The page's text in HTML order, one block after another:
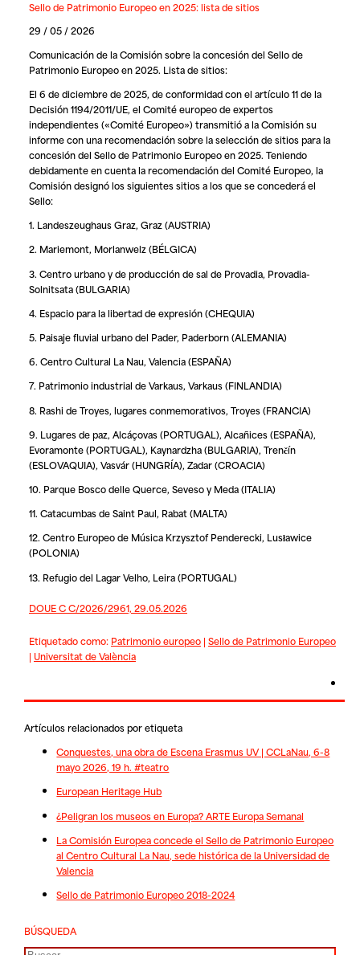
Sello de Patrimonio Europeo en 2025: lista de sitios
29 / 05 / 2026
Comunicación de la Comisión sobre la concesión del Sello de
Patrimonio Europeo en 2025. Lista de sitios:
El 6 de diciembre de 2025, de conformidad con el artículo 11 de la
Decisión 1194/2011/UE, el Comité europeo de expertos
independientes («Comité Europeo») transmitió a la Comisión su
informe con una recomendación sobre la selección de sitios para la
concesión del Sello de Patrimonio Europeo en 2025. Teniendo
debidamente en cuenta la recomendación del Comité Europeo, la
Comisión designó los siguientes sitios a los que se concederá el
Sello:
1. Landeszeughaus Graz, Graz (AUSTRIA)
2. Mariemont, Morlanwelz (BÉLGICA)
3. Centro urbano y de producción de sal de Provadia, Provadia-
Solnitsata (BULGARIA)
4. Espacio para la libertad de expresión (CHEQUIA)
5. Paisaje fluvial urbano del Pader, Paderborn (ALEMANIA)
6. Centro Cultural La Nau, Valencia(ESPAÑA)
7. Patrimonio industrial de Varkaus, Varkaus (FINLANDIA)
8. Rashi de Troyes, lugares conmemorativos, Troyes (FRANCIA)
9. Lugares de paz, Alcáçovas (PORTUGAL), Alcañices (ESPAÑA),
Evoramonte (PORTUGAL), Kaynardzha (BULGARIA), Trenčín
(ESLOVAQUIA), Vasvár (HUNGRÍA), Zadar (CROACIA)
10. Parque Bosco delle Querce, Seveso y Meda (ITALIA)
11. Catacumbas de Saint Paul, Rabat (MALTA)
12. Centro Europeo de Música Krzysztof Penderecki, Lusławice
(POLONIA)
13. Refugio del Lagar Velho, Leira (PORTUGAL)
DOUE C C/2026/2961, 29.05.2026
Etiquetado como: Patrimonio europeo| Sello de Patrimonio Europeo
| Universitat de València
Artículos relacionados por etiqueta
Conquestes, una obra de Escena Erasmus UV | CCLaNau, 6-8
mayo 2026, 19 h. #teatro
European Heritage Hub
¿Peligran los museos en Europa? ARTE Europa Semanal
La Comisión Europea concede el Sello de Patrimonio Europeo
al Centro Cultural La Nau, sede histórica de la Universidad de
Valencia
Sello de Patrimonio Europeo 2018-2024
BÚSQUEDA